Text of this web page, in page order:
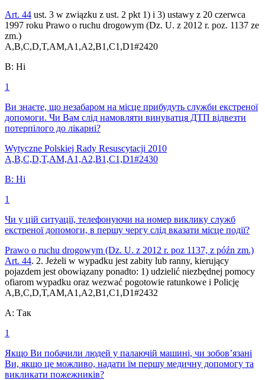
Art. 44 ust. 3 w związku z ust. 2 pkt 1) i 3) ustawy z 20 czerwca
1997 roku Prawo o ruchu drogowym (Dz. U. z 2012 r. poz. 1137 ze
zm.)
A,B,C,D,T,AM,A1,A2,B1,C1,D1#2420
B: Ні
1
Ви знаєте, що незабаром на місце прибудуть служби екстреної
допомоги. Чи Вам слід намовляти винуватця ДТП відвезти
потерпілого до лікарні?
Wytyczne Polskiej Rady Resuscytacji 2010
A,B,C,D,T,AM,A1,A2,B1,C1,D1#2430
B: Ні
1
Чи у цій ситуації, телефонуючи на номер виклику служб
екстреної допомоги, в першу чергу слід вказати місце події?
Prawo o ruchu drogowym (Dz. U. z 2012 r. poz 1137, z późn zm.)
Art. 44. 2. Jeżeli w wypadku jest zabity lub ranny, kierujący
pojazdem jest obowiązany ponadto: 1) udzielić niezbędnej pomocy
ofiarom wypadku oraz wezwać pogotowie ratunkowe i Policję
A,B,C,D,T,AM,A1,A2,B1,C1,D1#2432
A: Так
1
Якщо Ви побачили людей у ​​палаючій машині, чи зобов’язані
Ви, якщо це можливо, надати їм першу медичну допомогу та
викликати пожежників?